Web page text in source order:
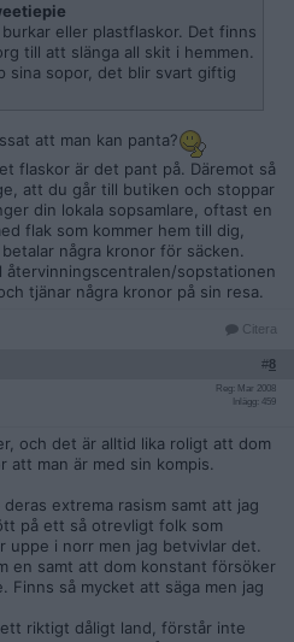
eller plastflaskor. Det finns
till att slänga all skit i hemmen.
sina sopor, det blir svart giftig
att man kan panta?
flaskor är det pant på. Däremot så
att du går till butiken och stoppar
din lokala sopsamlare, oftast en
flak som kommer hem till dig,
några kronor för säcken.
återvinningscentralen/sopstationen
tjänar några kronor på sin resa.
Citera
#8
Reg: Mar 2008
Inlägg: 459
och det är alltid lika roligt att dom
att man är med sin kompis.
extrema rasism samt att jag
på ett så otrevligt folk som
uppe i norr men jag betvivlar det.
en samt att dom konstant försöker
Finns så mycket att säga men jag
riktigt dåligt land, förstår inte